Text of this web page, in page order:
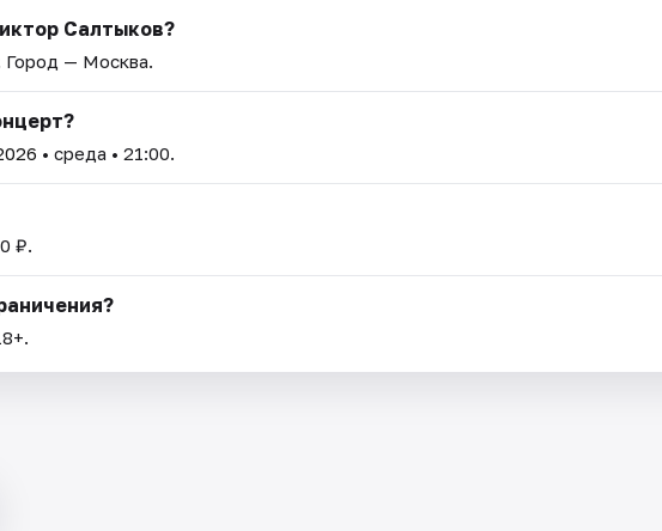
Салтыков?
Город — Москва.
• среда • 21:00.
₽.